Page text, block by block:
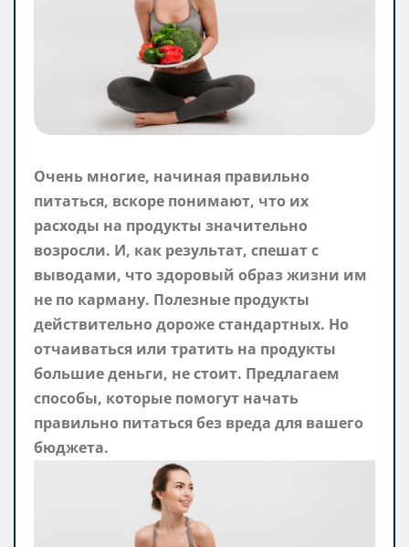
Очень многие, начиная правильно
питаться, вскоре понимают, что их
расходы на продукты значительно
возросли. И, как результат, спешат с
выводами, что здоровый образ жизни им
не по карману. Полезные продукты
действительно дороже стандартных. Но
отчаиваться или тратить на продукты
большие деньги, не стоит. Предлагаем
способы, которые помогут начать
правильно питаться без вреда для вашего
бюджета.